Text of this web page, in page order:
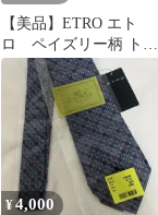
【美品】ETRO エト
ロ ペイズリー柄 トー
トバッグ A4 ピンク
¥4,000